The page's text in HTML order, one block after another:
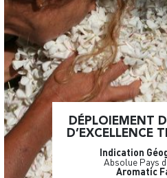
DÉPLOIEMENT
D’EXCELLENCE
Indication
Absolue Pays
Aromatic